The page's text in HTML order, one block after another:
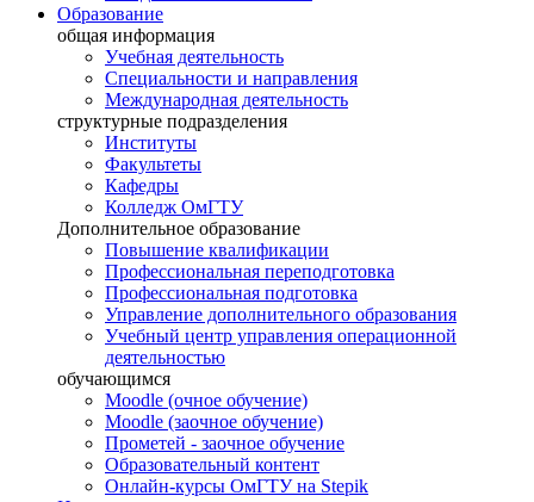
Образование
общая информация
Учебная деятельность
Специальности и направления
Международная деятельность
структурные подразделения
Институты
Факультеты
Кафедры
Колледж ОмГТУ
Дополнительное образование
Повышение квалификации
Профессиональная переподготовка
Профессиональная подготовка
Управление дополнительного образования
Учебный центр управления операционной
деятельностью
обучающимся
Moodle (очное обучение)
Moodle (заочное обучение)
Прометей - заочное обучение
Образовательный контент
Онлайн-курсы ОмГТУ на Stepik